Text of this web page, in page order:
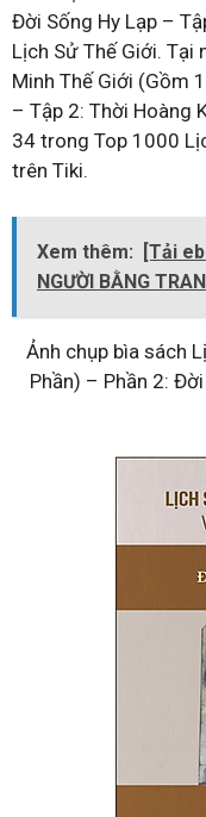
Đời Sống Hy Lạp –
Lịch Sử Thế Giới.
Minh Thế Giới (Gồm
– Tập 2: Thời Hoàng
34 trong Top 1000
trên Tiki.
Xem thêm:
[Tải
NGƯỜI BẰNG
Ảnh chụp bìa sách
Phần) – Phần 2: